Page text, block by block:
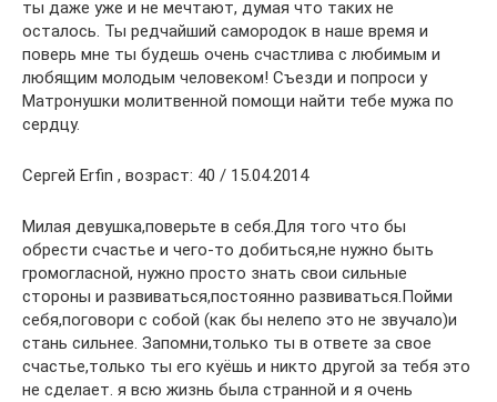
ты даже уже и не мечтают, думая что таких не
осталось. Ты редчайший самородок в наше время и
поверь мне ты будешь очень счастлива с любимым и
любящим молодым человеком! Съезди и попроси у
Матронушки молитвенной помощи найти тебе мужа по
сердцу.
Сергей Erfin , возраст: 40 / 15.04.2014
Милая девушка,поверьте в себя.Для того что бы
обрести счастье и чего-то добиться,не нужно быть
громогласной, нужно просто знать свои сильные
стороны и развиваться,постоянно развиваться.Пойми
себя,поговори с собой (как бы нелепо это не звучало)и
стань сильнее. Запомни,только ты в ответе за свое
счастье,только ты его куёшь и никто другой за тебя это
не сделает. я всю жизнь была странной и я очень